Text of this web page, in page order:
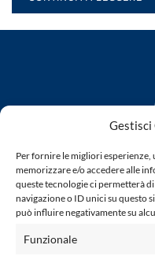
Gestisci
Per fornire le migliori
memorizzare e/o accedere alle
queste tecnologie ci permetterà
navigazione o ID unici su questo
può influire negativamente su
Funzionale
fondato
Questo blog non
quanto viene aggiornato
legge n° 62 del